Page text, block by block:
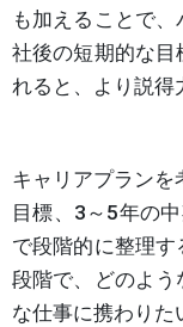
も加えることで
社後の短期的な
れると、より説得
キャリアプラン
目標、3～5年の
で段階的に整理
段階で、どのよう
な仕事に携わりた